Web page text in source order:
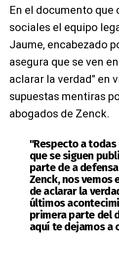
En el documento que
sociales el equipo
Jaume, encabezado
asegura que se ven
aclarar la verdad" en
supuestas mentiras
abogados de Zenck.
"Respecto a
que se siguen
parte de a
Zenck, nos vemos
de aclarar la
últimos
primera parte del
aquí te dejamos a